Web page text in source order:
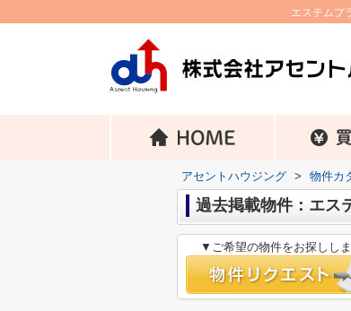
エステムプ
アセントハウジング > 物件カ
過去掲載物件：エ
▼ご希望の物件をお探しし